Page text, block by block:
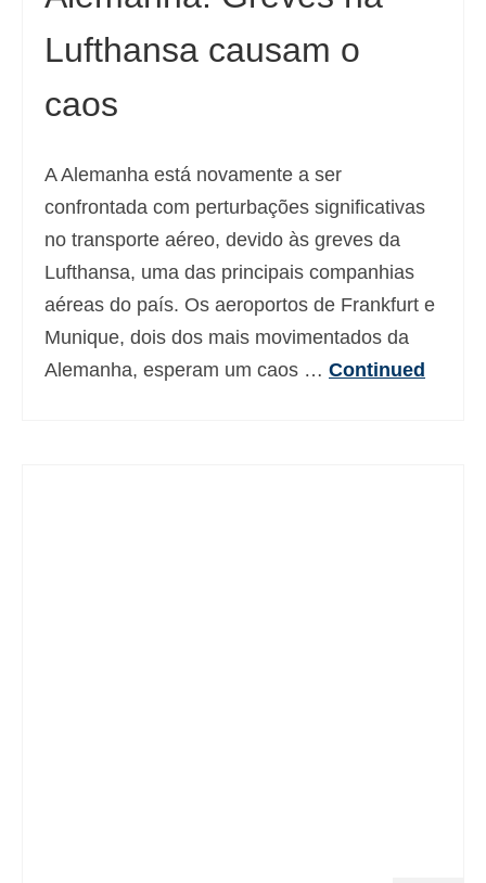
Lufthansa causam o
caos
A Alemanha está novamente a ser
confrontada com perturbações significativas
no transporte aéreo, devido às greves da
Lufthansa, uma das principais companhias
aéreas do país. Os aeroportos de Frankfurt e
Munique, dois dos mais movimentados da
Alemanha, esperam um caos … Continued